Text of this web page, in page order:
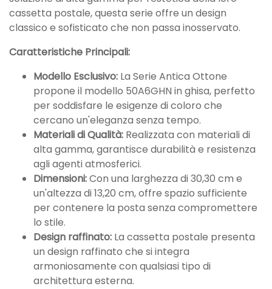
cassetta postale, questa serie offre un design
classico e sofisticato che non passa inosservato.
Caratteristiche Principali:
Modello Esclusivo: La Serie Antica Ottone
propone il modello 50A6GHN in ghisa, perfetto
per soddisfare le esigenze di coloro che
cercano un'eleganza senza tempo.
Materiali di Qualità: Realizzata con materiali di
alta gamma, garantisce durabilità e resistenza
agli agenti atmosferici.
Dimensioni:Con una larghezza di 30,30 cm e
un'altezza di 13,20 cm, offre spazio sufficiente
per contenere la posta senza compromettere
lo stile.
Design raffinato: La cassetta postale presenta
un design raffinato che si integra
armoniosamente con qualsiasi tipo di
architettura esterna.